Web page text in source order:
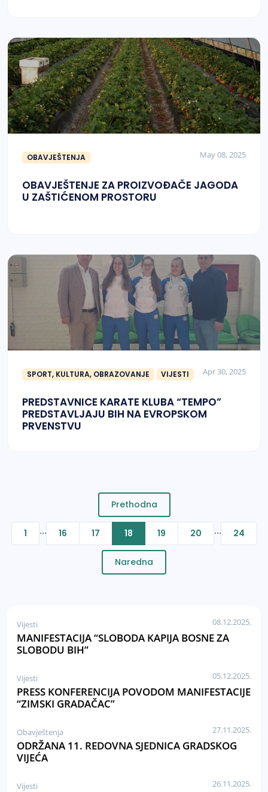
OBAVJEŠTENJA May 08, 2025
OBAVJEŠTENJE ZA PROIZVOĐAČE JAGODA
U ZAŠTIĆENOM PROSTORU
SPORT, KULTURA, OBRAZOVANJE VIJESTI Apr 30, 2025
PREDSTAVNICE KARATE KLUBA “TEMPO”
PREDSTAVLJAJU BIH NA EVROPSKOM
PRVENSTVU
Prethodna
1 ... 16 17 18 19 20 ... 24
Naredna
Vijesti 08.12.2025.
MANIFESTACIJA “SLOBODA KAPIJA BOSNE ZA
SLOBODU BIH”
Vijesti 05.12.2025.
PRESS KONFERENCIJA POVODOM MANIFESTACIJE
“ZIMSKI GRADAČAC”
Obavještenja 27.11.2025.
ODRŽANA 11. REDOVNA SJEDNICA GRADSKOG
VIJEĆA
Vijesti 26.11.2025.